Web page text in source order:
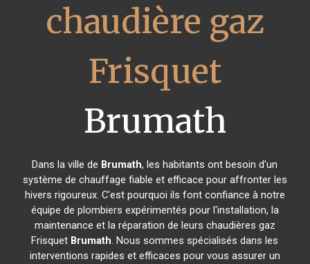
chaudière gaz
Frisquet
Brumath
Dans la ville de Brumath, les habitants ont besoin d'un
système de chauffage fiable et efficace pour affronter les
hivers rigoureux. C'est pourquoi ils font confiance à notre
équipe de plombiers expérimentés pour l'installation, la
maintenance et la réparation de leurs chaudières gaz
Frisquet Brumath. Nous sommes spécialisés dans les
interventions rapides et efficaces pour vous assurer un